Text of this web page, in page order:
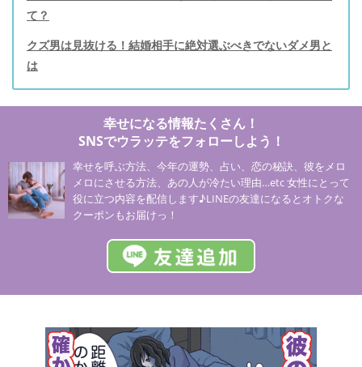
て？
クズ男は見抜ける！結婚相手に絶対選ぶべきでないダメ男と
は
幸せになる情報たくさん！
SNSでウラッテをフォローしよう！
幸せを呼ぶ方法、今年の運勢、占い、恋の秘訣、彼をメロ
メロにさせる方法、あの人が冷たい理由…etc 女性にとって
役に立つ内容を配信します♪LINEの友達になるとオトクな
クーポンもお届けっ！